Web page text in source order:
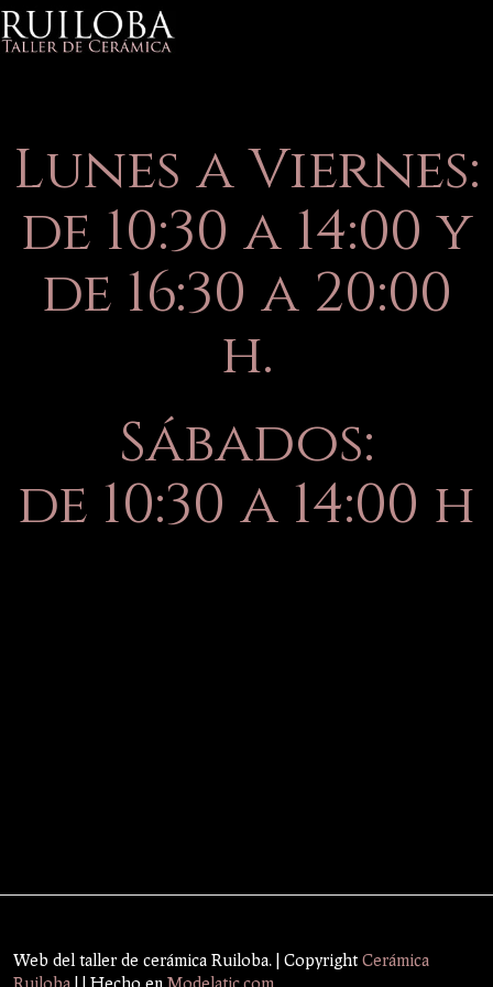
Lunes a Viernes:
de 10:30 a 14:00 y
de 16:30 a 20:00
h.
Sábados:
de 10:30 a 14:00 h
Web del taller de cerámica Ruiloba. | Copyright Cerámica
Ruiloba | | Hecho en Modelatic.com